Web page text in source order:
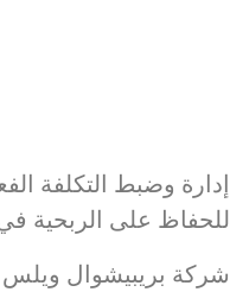
إدارة وضبط التكلفة
للحفاظ على الربحية
شركة بريبيشوال ويلس